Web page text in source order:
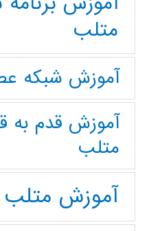
متلب
آموزش شبکه
آموزش قدم به
متلب
آموزش متلب